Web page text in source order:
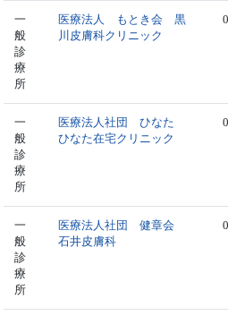
一
般
診
療
所
医療法人 もとき会 黒
川皮膚科クリニック
0
一
般
診
療
所
医療法人社団 ひなた
ひなた在宅クリニック
0
一
般
診
療
所
医療法人社団 健章会
石井皮膚科
0